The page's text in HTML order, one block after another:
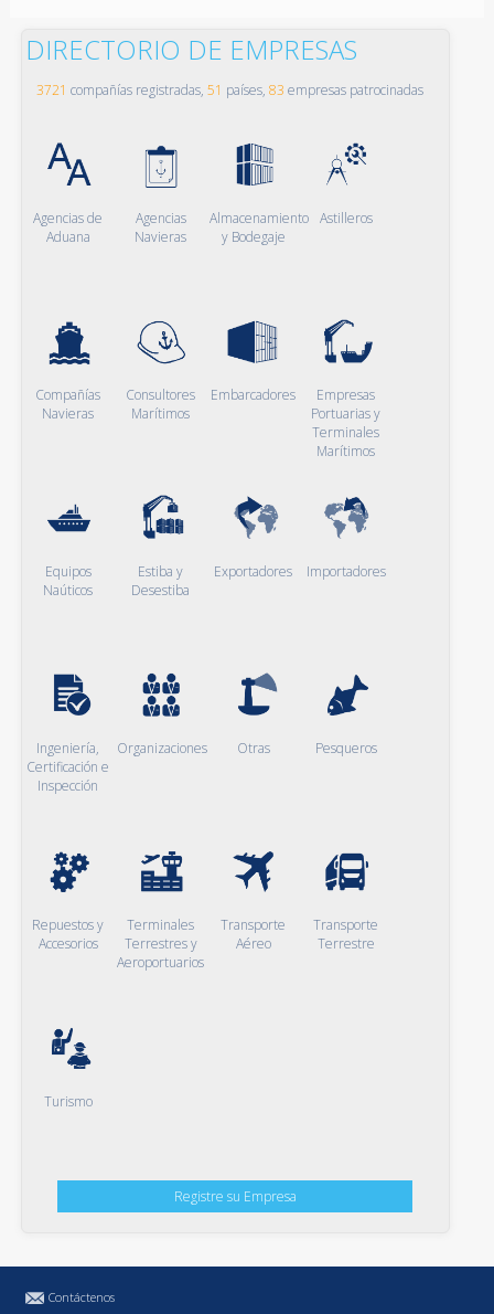
DIRECTORIO DE EMPRESAS
3721 compañías registradas, 51 países, 83 empresas patrocinadas
Agencias de
Aduana
Agencias
Navieras
Almacenamiento
y Bodegaje
Astilleros
Compañías
Navieras
Consultores
Marítimos
Embarcadores
Empresas
Portuarias y
Terminales
Marítimos
Equipos
Naúticos
Estiba y
Desestiba
Exportadores Importadores
Ingeniería,
Certificación e
Inspección
Organizaciones Otras Pesqueros
Repuestos y
Accesorios
Terminales
Terrestres y
Aeroportuarios
Transporte
Aéreo
Transporte
Terrestre
Turismo
Registre su Empresa
Contáctenos